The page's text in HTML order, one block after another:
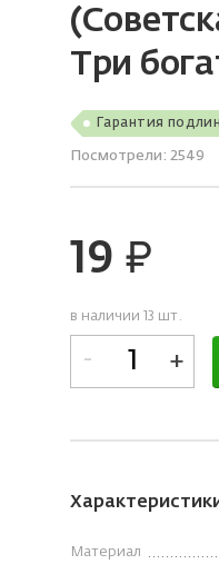
Три
Гарантия
Посмотрели: 2549
19 руб.
в наличии 13 шт.
- +
Материал